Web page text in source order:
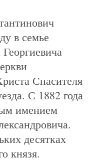
в семье
Спасителя
С 1882 года
имением
десятках
князя.